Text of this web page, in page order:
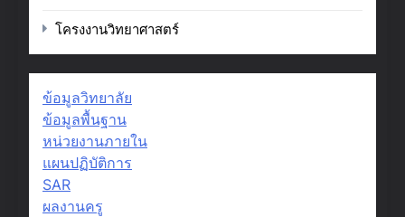
โครงงานวิทยาศาสตร์
ข้อมูลวิทยาลัย
ข้อมูลพื้นฐาน
หน่วยงานภายใน
แผนปฏิบัติการ
SAR
ผลงานครู